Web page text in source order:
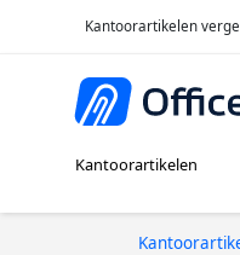
Kantoorartikelen
Kantoorartikelen